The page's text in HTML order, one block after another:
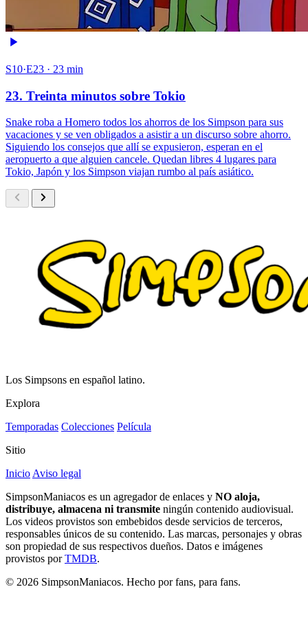
S10·E23 · 23 min
23. Treinta minutos sobre Tokio
Snake roba a Homero todos los ahorros de los Simpson para sus
vacaciones y se ven obligados a asistir a un discurso sobre ahorro.
Siguiendo los consejos que allí se expusieron, esperan en el
aeropuerto a que alguien cancele. Quedan libres 4 lugares para
Tokio, Japón y los Simpson viajan rumbo al país asiático.
Los Simpsons en español latino.
Explora
Temporadas Colecciones Película
Sitio
Inicio Aviso legal
SimpsonManiacos es un agregador de enlaces y NO aloja,
distribuye, almacena ni transmite ningún contenido audiovisual.
Los videos provistos son embebidos desde servicios de terceros,
responsables únicos de su contenido. Las marcas, personajes y obras
son propiedad de sus respectivos dueños. Datos e imágenes
provistos porTMDB.
© 2026 SimpsonManiacos. Hecho por fans, para fans.